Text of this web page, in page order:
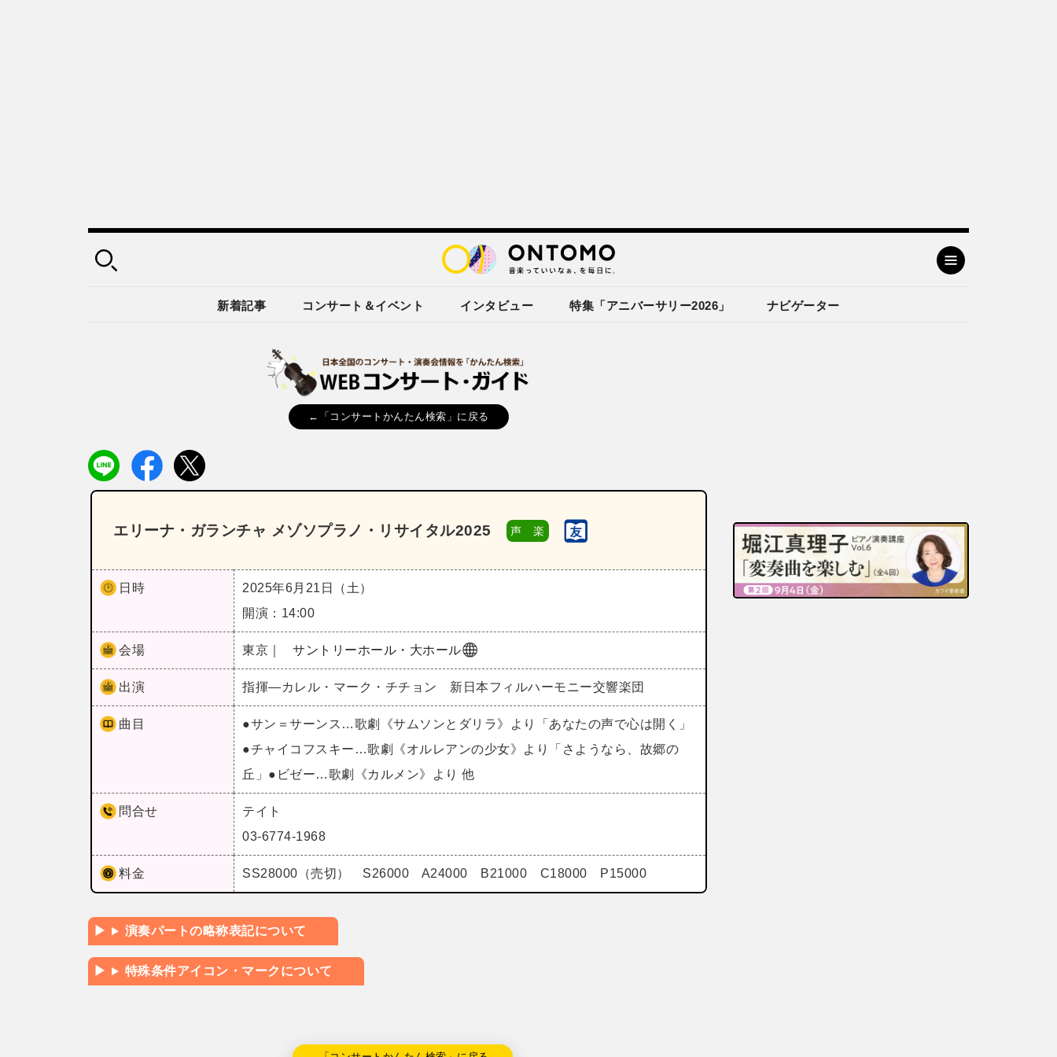
新着記事 コンサート＆イベント インタビュー 特集「アニバーサリー2026」 ナビゲーター
←「コンサートかんたん検索」に戻る
エリーナ・ガランチャ メゾソプラノ・リサイタル2025 声 楽
日時
2025年6月21日（土）
開演：14:00
会場 東京｜ サントリーホール・大ホール
出演 指揮―カレル・マーク・チチョン 新日本フィルハーモニー交響楽団
曲目
●サン＝サーンス…歌劇《サムソンとダリラ》より「あなたの声で心は開く」
●チャイコフスキー…歌劇《オルレアンの少女》より「さようなら、故郷の
丘」●ビゼー…歌劇《カルメン》より 他
問合せ
テイト
03-6774-1968
料金 SS28000（売切） S26000 A24000 B21000 C18000 P15000
演奏パートの略称表記について
特殊条件アイコン・マークについて